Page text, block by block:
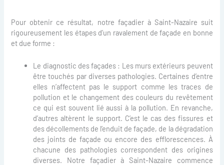
Pour obtenir ce résultat, notre façadier à Saint-Nazaire suit
rigoureusement les étapes d’un ravalement de façade en bonne
et due forme :
Le diagnostic des façades : Les murs extérieurs peuvent
être touchés par diverses pathologies. Certaines d’entre
elles n’affectent pas le support comme les traces de
pollution et le changement des couleurs du revêtement
ce qui est souvent lié aussi à la pollution. En revanche,
d’autres altèrent le support. C’est le cas des fissures et
des décollements de l’enduit de façade, de la dégradation
des joints de façade ou encore des efflorescences. À
chacune des pathologies correspondent des origines
diverses. Notre façadier à Saint-Nazaire commence